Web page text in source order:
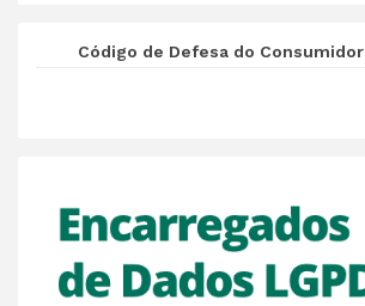
Código de Defesa do Consumidor